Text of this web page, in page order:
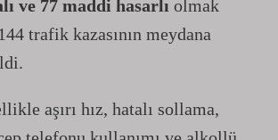
ve 77 maddi hasarlı olmak
trafik kazasının meydana
aşırı hız, hatalı sollama,